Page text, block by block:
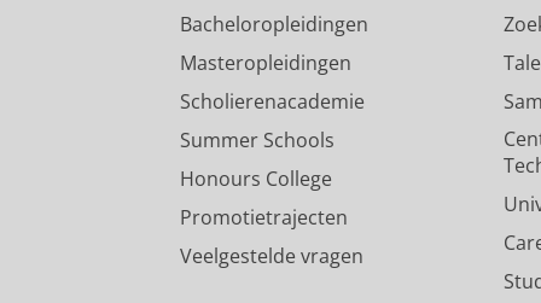
Bacheloropleidingen
Masteropleidingen
Scholierenacademie
Summer Schools
Honours College
Promotietrajecten
Veelgestelde vragen